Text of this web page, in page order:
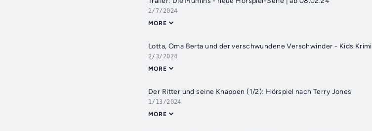
2/7/2024
MORE
Lotta, Oma Berta und der verschwundene Verschwinder - Kids Krimi
2/3/2024
MORE
Der Ritter und seine Knappen (1/2): Hörspiel nach Terry Jones
1/13/2024
MORE